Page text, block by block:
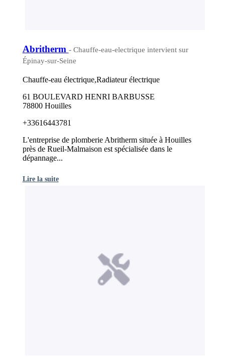
Abritherm - Chauffe-eau-electrique intervient sur
Épinay-sur-Seine
Chauffe-eau électrique,Radiateur électrique
61 BOULEVARD HENRI BARBUSSE
78800 Houilles
+33616443781
L'entreprise de plomberie Abritherm située à Houilles
près de Rueil-Malmaison est spécialisée dans le
dépannage...
Lire la suite